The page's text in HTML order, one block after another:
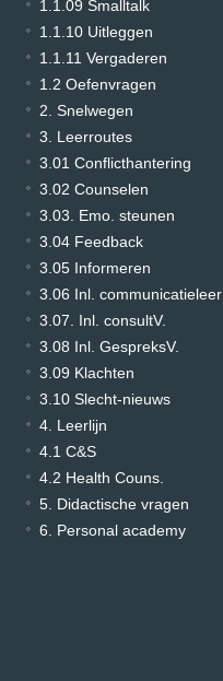
1.1.09 Smalltalk
1.1.10 Uitleggen
1.1.11 Vergaderen
1.2 Oefenvragen
2. Snelwegen
3. Leerroutes
3.01 Conflicthantering
3.02 Counselen
3.03. Emo. steunen
3.04 Feedback
3.05 Informeren
3.06 Inl. communicatieleer
3.07. Inl. consultV.
3.08 Inl. GespreksV.
3.09 Klachten
3.10 Slecht-nieuws
4. Leerlijn
4.1 C&S
4.2 Health Couns.
5. Didactische vragen
6. Personal academy